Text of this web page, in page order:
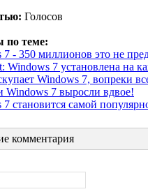
Голосов
по теме:
7 - 350 миллионов это не
Windows 7 установлена на
Windows 7, вопреки
Windows 7 выросли вдвое!
7 становится самой
комментария